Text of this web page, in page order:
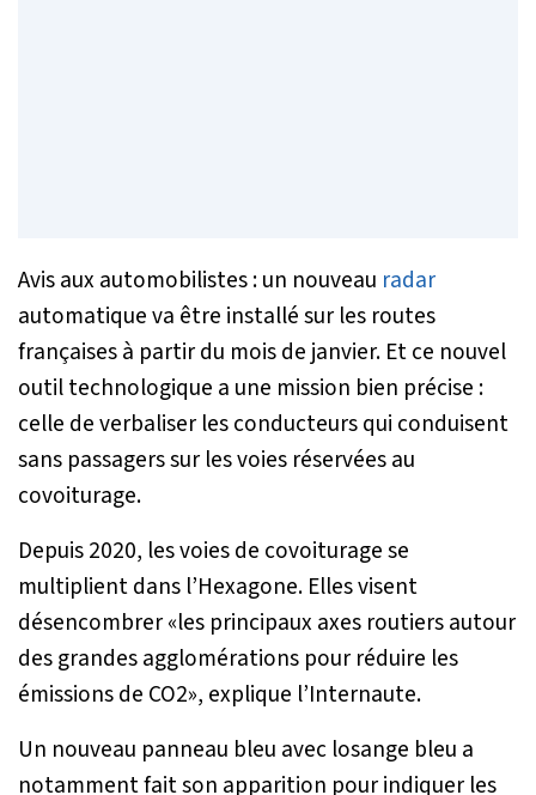
Avis aux automobilistes : un nouveau radar
automatique va être installé sur les routes
françaises à partir du mois de janvier. Et ce nouvel
outil technologique a une mission bien précise :
celle de verbaliser les conducteurs qui conduisent
sans passagers sur les voies réservées au
covoiturage.
Depuis 2020, les voies de covoiturage se
multiplient dans l’Hexagone. Elles visent
désencombrer «les principaux axes routiers autour
des grandes agglomérations pour réduire les
émissions de CO2», explique l’Internaute.
Un nouveau panneau bleu avec losange bleu a
notamment fait son apparition pour indiquer les